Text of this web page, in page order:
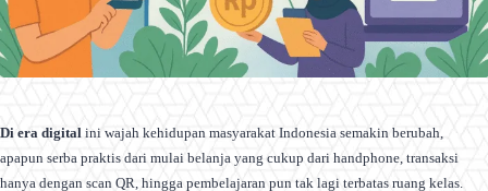
Di era digital ini wajah kehidupan masyarakat Indonesia semakin berubah,
apapun serba praktis dari mulai belanja yang cukup dari handphone, transaksi
hanya dengan scan QR, hingga pembelajaran pun tak lagi terbatas ruang kelas.